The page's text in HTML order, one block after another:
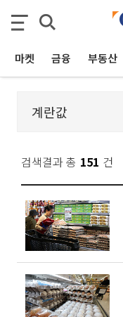
마켓 금융 부동산
검색결과 총 151 건